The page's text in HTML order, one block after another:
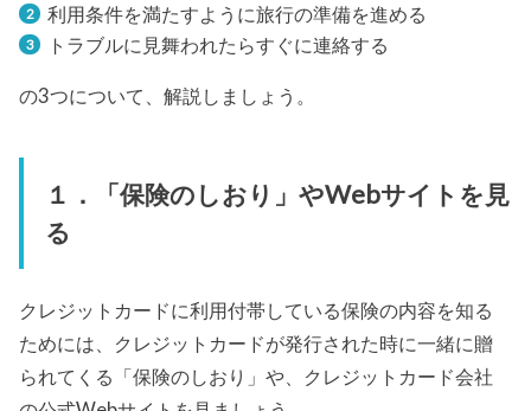
利用条件を満たすように旅行の準備を進める
トラブルに見舞われたらすぐに連絡する
の3つについて、解説しましょう。
１．「保険のしおり」やWebサイトを見
る
クレジットカードに利用付帯している保険の内容を知る
ためには、クレジットカードが発行された時に一緒に贈
られてくる「保険のしおり」や、クレジットカード会社